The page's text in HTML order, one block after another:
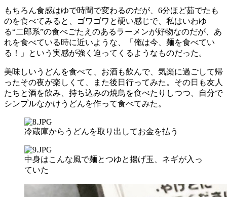
もちろん食感はゆで時間で変わるのだが、6分ほど茹でたも
のを食べてみると、ゴワゴワと硬い感じで、私はいわゆ
る“二郎系”の食べごたえのあるラーメンが好物なのだが、あ
れを食べている時に近いような、「俺は今、麺を食べてい
る！」という実感が強く迫ってくるようなものだった。
美味しいうどんを食べて、お酒も飲んで、気楽に過ごして帰
ったその夜が楽しくて、また後日行ってみた。その日も友人
たちと酒を飲み、持ち込みの焼鳥を食べたりしつつ、自分で
シンプルなかけうどんを作って食べてみた。
冷蔵庫からうどんを取り出してお金を払う
中身はこんな風で麺とつゆと揚げ玉、ネギが入っ
ていた